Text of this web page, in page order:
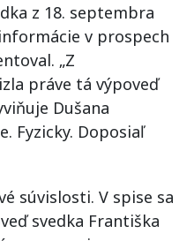
z 18. septembra
v prospech
„Z
práve tá výpoveď
Dušana
Fyzicky. Doposiaľ
súvislosti. V spise sa
svedka Františka